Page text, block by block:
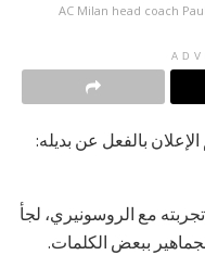
AC Milan head coach
الإعلان بالفعل عن بديله:
مع الروسونيري، لجأ